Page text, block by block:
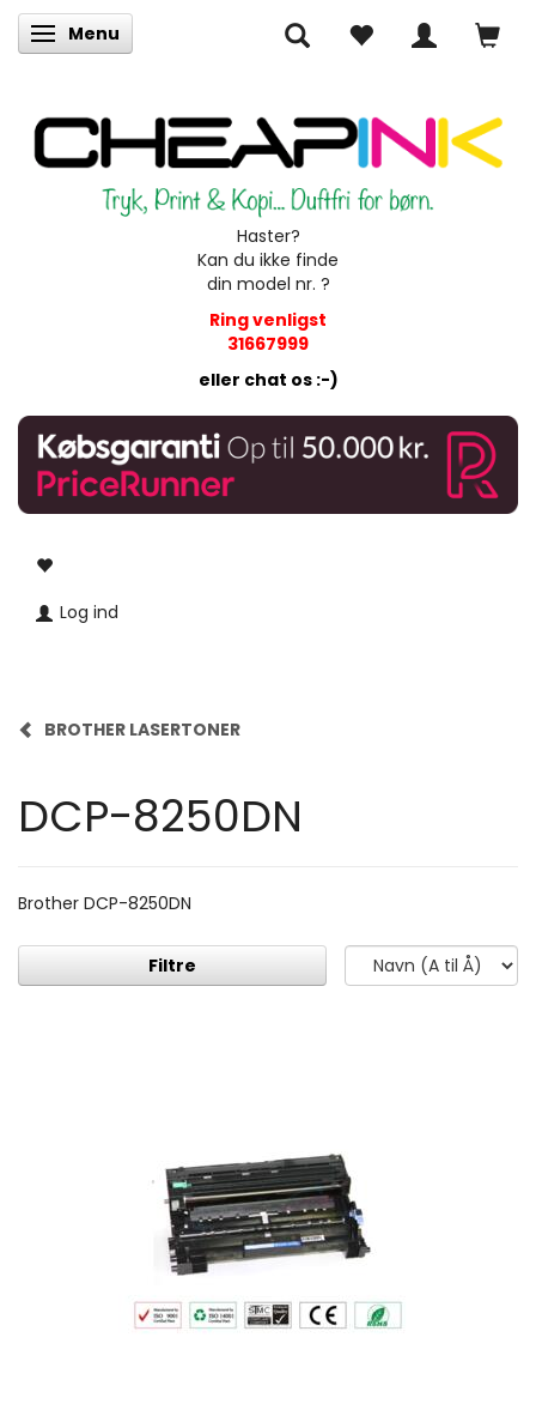
Skifte navigation
Menu
Haster?
Kan du ikke finde
din model nr. ?
Ring venligst
31667999
eller chat os :-)
Log ind
BROTHER LASERTONER
DCP-8250DN
Brother DCP-8250DN
Filtre